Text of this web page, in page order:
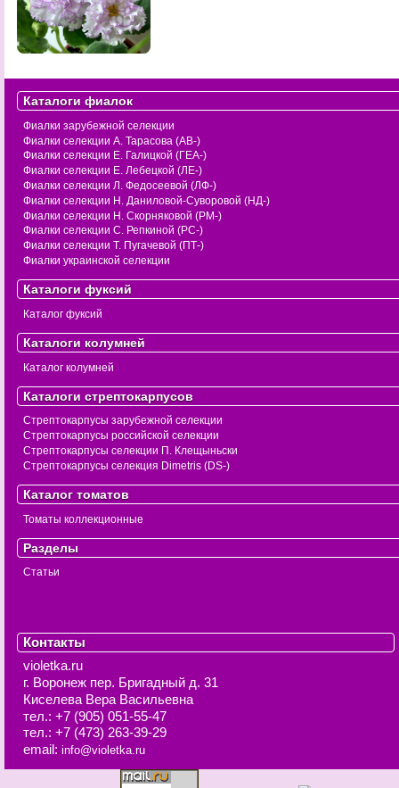
Каталоги фиалок
Фиалки зарубежной селекции
Фиалки селекции А. Тарасова (АВ-)
Фиалки селекции Е. Галицкой (ГЕА-)
Фиалки селекции Е. Лебецкой (ЛЕ-)
Фиалки селекции Л. Федосеевой (ЛФ-)
Фиалки селекции Н. Даниловой-Суворовой (НД-)
Фиалки селекции Н. Скорняковой (РМ-)
Фиалки селекции С. Репкиной (РС-)
Фиалки селекции Т. Пугачевой (ПТ-)
Фиалки украинской селекции
Каталоги фуксий
Каталог фуксий
Каталоги колумней
Каталог колумней
Каталоги стрептокарпусов
Стрептокарпусы зарубежной селекции
Стрептокарпусы российской селекции
Стрептокарпусы селекции П. Клещыньски
Стрептокарпусы селекция Dimetris (DS-)
Каталог томатов
Томаты коллекционные
Разделы
Статьи
Контакты
violetka.ru
г. Воронеж пер. Бригадный д. 31
Киселева Вера Васильевна
тел.: +7 (905) 051-55-47
тел.: +7 (473) 263-39-29
email: info@violetka.ru